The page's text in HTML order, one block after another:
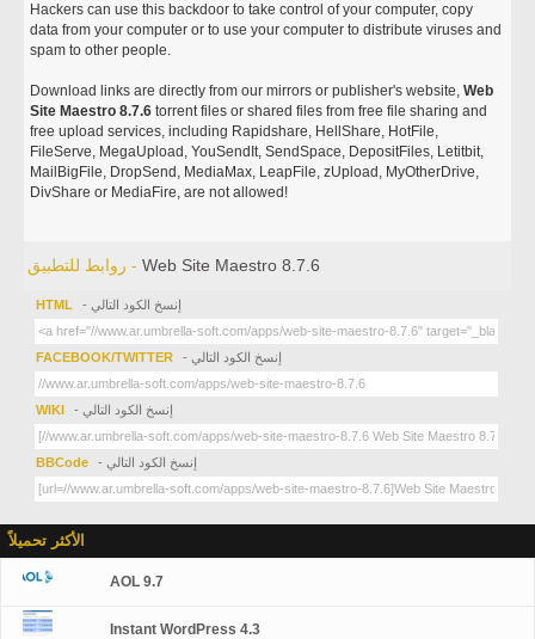
Hackers can use this backdoor to take control of your computer, copy
data from your computer or to use your computer to distribute viruses and
spam to other people.
Download links are directly from our mirrors or publisher's website,Web
Site Maestro 8.7.6 torrent files or shared files from free file sharing and
free upload services, including Rapidshare, HellShare, HotFile,
FileServe, MegaUpload, YouSendIt, SendSpace, DepositFiles, Letitbit,
MailBigFile, DropSend, MediaMax, LeapFile, zUpload, MyOtherDrive,
DivShare or MediaFire, are not allowed!
روابط للتطبيق -Web Site Maestro 8.7.6
HTML - إنسخ الكود التالي
FACEBOOK/TWITTER - إنسخ الكود التالي
WIKI - إنسخ الكود التالي
BBCode - إنسخ الكود التالي
الأكثر تحميلاً
AOL 9.7
Instant WordPress 4.3